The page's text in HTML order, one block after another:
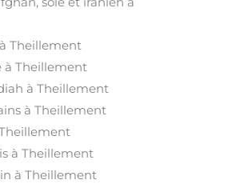
Theillement
à Theillement
à Theillement
à Theillement
à Theillement
à Theillement